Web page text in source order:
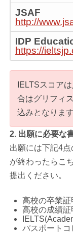
JSAF
http://
IDP
https://
IELTSスコア
合はグリフィ
込みとなります
2. 出願に必要な
出願には下記4
が終わったらこ
提出ください。
高校の卒業証
高校の成績証
パスポートコ